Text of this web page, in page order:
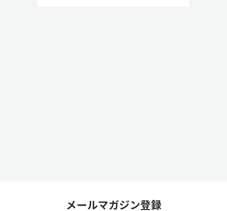
メールマガジン登録